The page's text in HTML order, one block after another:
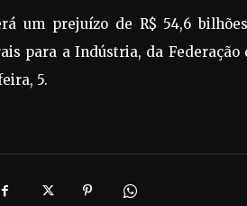
um prejuízo de R$ 54,6
para a Indústria, da Federação
5.